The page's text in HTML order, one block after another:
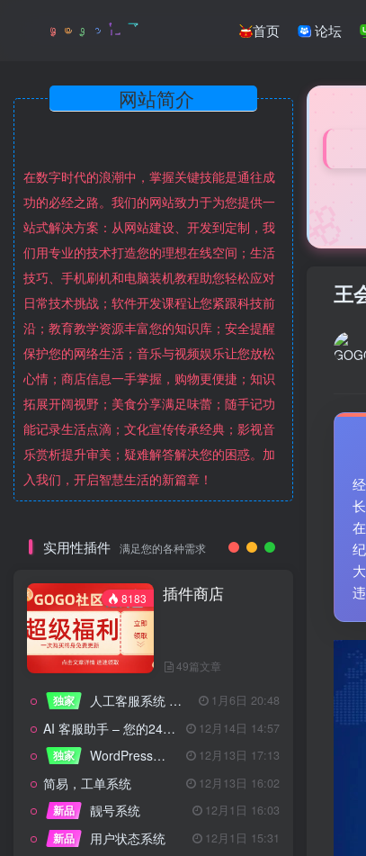
首页 论坛
在数字时代的浪潮中，掌握关键技能是通往成
功的必经之路。我们的网站致力于为您提供一
站式解决方案：从网站建设、开发到定制，我
们用专业的技术打造您的理想在线空间；生活
技巧、手机刷机和电脑装机教程助您轻松应对
日常技术挑战；软件开发课程让您紧跟科技前
沿；教育教学资源丰富您的知识库；安全提醒
保护您的网络生活；音乐与视频娱乐让您放松
心情；商店信息一手掌握，购物更便捷；知识
拓展开阔视野；美食分享满足味蕾；随手记功
能记录生活点滴；文化宣传传承经典；影视音
乐赏析提升审美；疑难解答解决您的困惑。加
入我们，开启智慧生活的新篇章！
实用性插件 满足您的各种需求
8183 插件商店
49篇文章
独家 人工客服系统 技术开发文档 1月6日 20:48
AI 客服助手 – 您的24/7智能客服专家
12月14日 14:57
独家
WordPress设备管理器插件 – 专业版 12月13日 17:13
简易，工单系统
12月13日 16:02
新品
靓号系统
12月1日 16:03
新品
用户状态系统
12月1日 15:31
🌸
王